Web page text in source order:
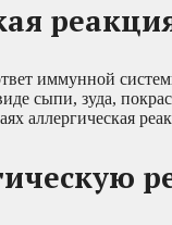
иммунной
сыпи, зуда,
аллергическая